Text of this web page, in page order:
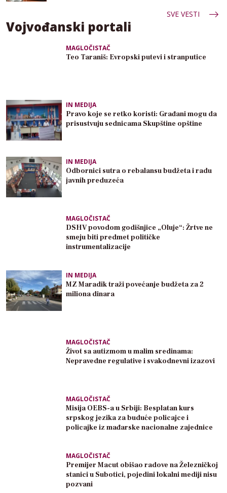
SVE VESTI
Vojvođanski portali
MAGLOČISTAČ
Teo Taraniš: Evropski putevi i stranputice
IN MEDIJA
Pravo koje se retko koristi: Građani mogu da
prisustvuju sednicama Skupštine opštine
IN MEDIJA
Odbornici sutra o rebalansu budžeta i radu
javnih preduzeća
MAGLOČISTAČ
DSHV povodom godišnjice „Oluje“: Žrtve ne
smeju biti predmet političke
instrumentalizacije
IN MEDIJA
MZ Maradik traži povećanje budžeta za 2
miliona dinara
MAGLOČISTAČ
Život sa autizmom u malim sredinama:
Nepravedne regulative i svakodnevni izazovi
MAGLOČISTAČ
Misija OEBS-a u Srbiji: Besplatan kurs
srpskog jezika za buduće policajce i
policajke iz mađarske nacionalne zajednice
MAGLOČISTAČ
Premijer Macut obišao radove na Železničkoj
stanici u Subotici, pojedini lokalni mediji nisu
pozvani